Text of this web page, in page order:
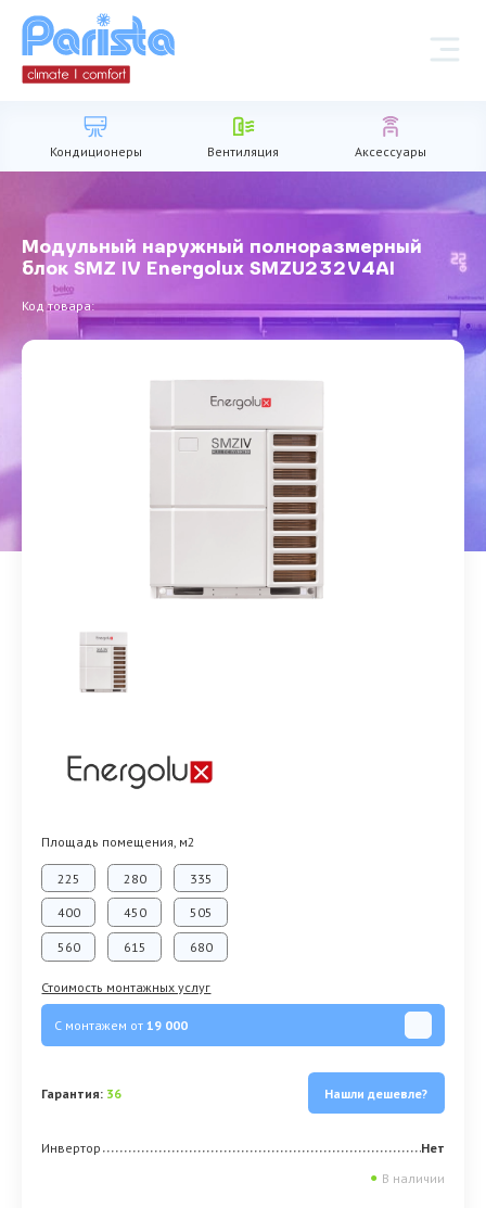
Кондиционеры Вентиляция Аксессуары
Модульный наружный полноразмерный
блок SMZ IV Energolux SMZU232V4AI
Код товара:
Площадь помещения, м2
225 280 335
400 450 505
560 615 680
Стоимость монтажных услуг
С монтажем от19 000
Гарантия: 36 Нашли дешевле?
Инвертор
Нет
● В наличии